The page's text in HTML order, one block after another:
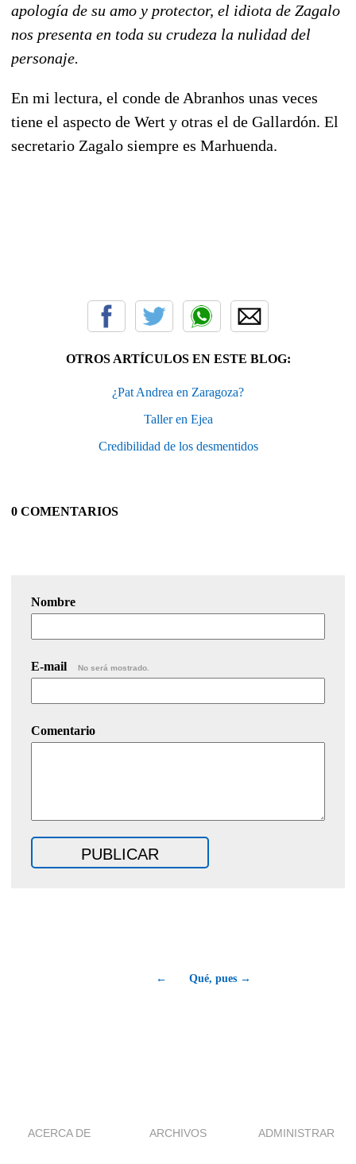
apología de su amo y protector, el idiota de Zagalo
nos presenta en toda su crudeza la nulidad del
personaje.
En mi lectura, el conde de Abranhos unas veces
tiene el aspecto de Wert y otras el de Gallardón. El
secretario Zagalo siempre es Marhuenda.
OTROS ARTÍCULOS EN ESTE BLOG:
¿Pat Andrea en Zaragoza?
Taller en Ejea
Credibilidad de los desmentidos
0 COMENTARIOS
Nombre
E-mail No será mostrado.
Comentario
← Qué, pues →
ACERCA DE ARCHIVOS ADMINISTRAR